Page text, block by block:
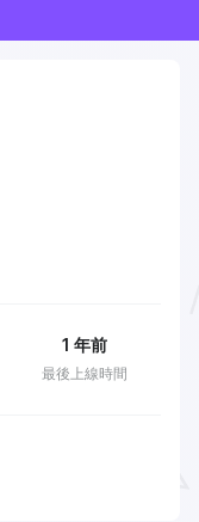
最後上線時間
1 年前